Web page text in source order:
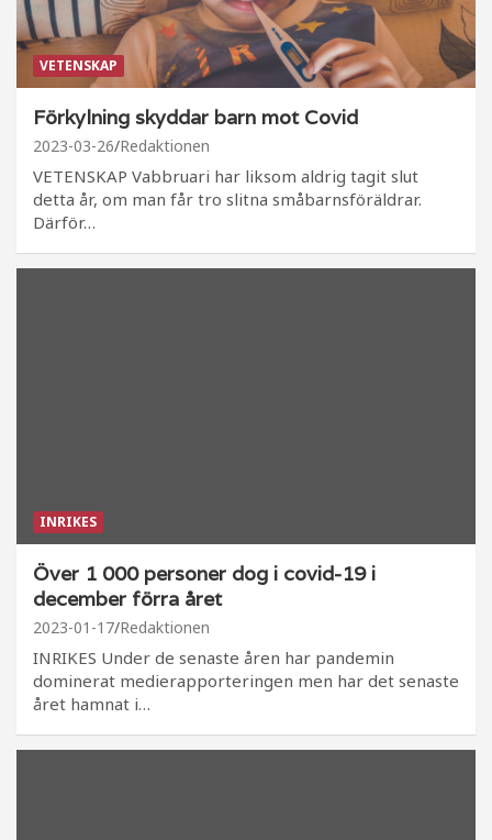
VETENSKAP
Förkylning skyddar barn mot Covid
2023-03-26 Redaktionen
VETENSKAP Vabbruari har liksom aldrig tagit slut
detta år, om man får tro slitna småbarnsföräldrar.
Därför…
INRIKES
Över 1 000 personer dog i covid-19 i
december förra året
2023-01-17 Redaktionen
INRIKES Under de senaste åren har pandemin
dominerat medierapporteringen men har det senaste
året hamnat i…